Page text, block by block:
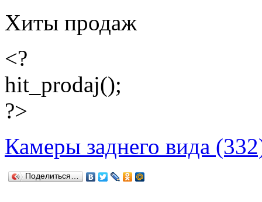
Хиты продаж
<?
hit_prodaj();
?>
Камеры заднего вида
Поделиться…